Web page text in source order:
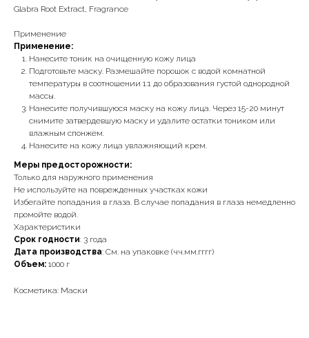
Glabra Root Extract, Fragrance
Применение
Применение:
Нанесите тоник на очищенную кожу лица
Подготовьте маску. Размешайте порошок с водой комнатной
температуры в соотношении 1:1 до образования густой однородной
массы.
Нанесите получившуюся маску на кожу лица. Через 15-20 минут
снимите затвердевшую маску и удалите остатки тоником или
влажным спонжем.
Нанесите на кожу лица увлажняющий крем.
Меры предосторожности:
Только для наружного применения
Не используйте на поврежденных участках кожи
Избегайте попадания в глаза. В случае попадания в глаза немедленно
промойте водой.
Характеристики
Срок годности: 3 года
Дата производства: См. на упаковке (чч.мм.гггг)
Объем: 1000 г
Косметика: Маски